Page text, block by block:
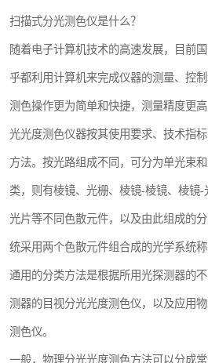
扫描式分光测色仪是什么？
随着电子计算机技术的高速发展，目前
乎都利用计算机来完成仪器的测量、控
测色操作更为简单和快捷，测量精度更
光光度测色仪器按其使用要求、技术指
方法。按光路组成不同，可分为单光束
类，则有棱镜、光栅、棱镜-棱镜、棱镜
光片等不同色散元件，以及由此组成的
统采用两个色散元件组合成的光学系统
通用的分类方法是根据所用光探测器的
测器的目视分光光度测色仪，以及应用
测色仪。
一般，物理分光光度测色方法可以分成
炉温仪维修
行业色差仪
配色软件
印刷看样台